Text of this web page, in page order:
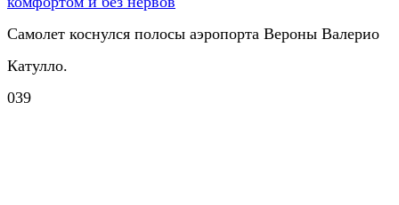
Самолет коснулся полосы аэропорта Вероны Валерио
Катулло.
039